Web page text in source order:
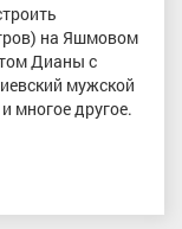
на Яшмовом
Дианы с
мужской
многое другое.